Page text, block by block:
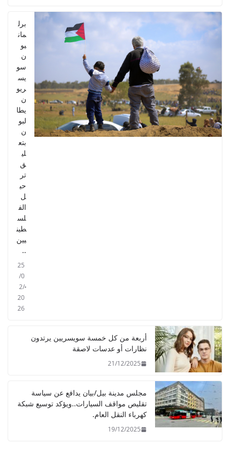
برل
مان
يو
ن
سو
يس
ريو
ن
يطا
لبو
ن
بتع
لي
ق
تر
حي
ل
الف
لس
طين
يين
..
25
/0
2/
20
26
أربعة من كل خمسة سويسريين يرتدون
نظارات أو عدسات لاصقة
21/12/2025
مجلس مدينة بيل/بيان يدافع عن سياسة
تقليص مواقف السيارات..ويؤكد توسيع شبكة
كهرباء النقل العام.
19/12/2025